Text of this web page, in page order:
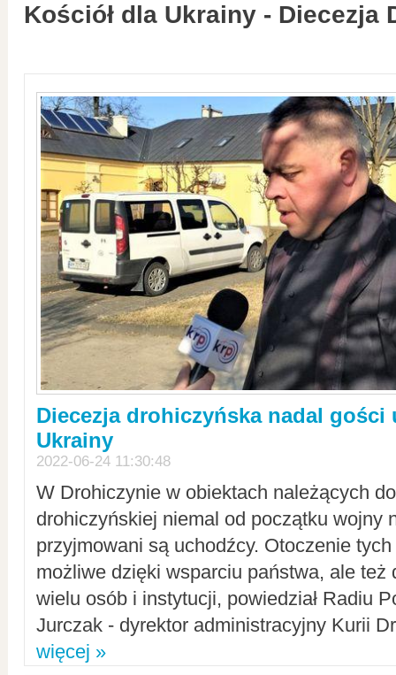
Kościół dla Ukrainy - Diecezja
Diecezja drohiczyńska nadal gości
Ukrainy
2022-06-24 11:30:48
W Drohiczynie w obiektach należących
drohiczyńskiej niemal od początku wojny
przyjmowani są uchodźcy. Otoczenie
możliwe dzięki wsparciu państwa, ale też
wielu osób i instytucji, powiedział Radiu
Jurczak - dyrektor administracyjny Kurii
więcej »